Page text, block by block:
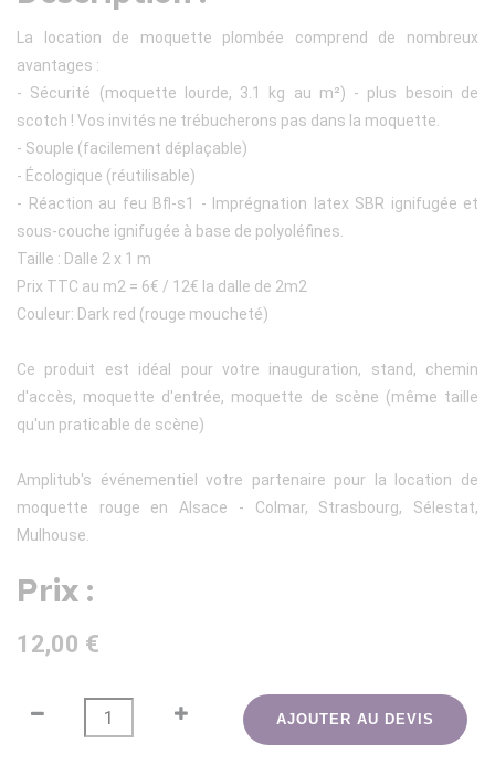
La location de moquette plombée comprend de nombreux
avantages :
- Sécurité (moquette lourde, 3.1 kg au m²) - plus besoin de
scotch ! Vos invités ne trébucherons pas dans la moquette.
- Souple (facilement déplaçable)
- Écologique (réutilisable)
- Réaction au feu Bfl-s1 - Imprégnation latex SBR ignifugée et
sous-couche ignifugée à base de polyoléfines.
Taille : Dalle 2 x 1 m
Prix TTC au m2 = 6€ / 12€ la dalle de 2m2
Couleur: Dark red (rouge moucheté)
Ce produit est idéal pour votre inauguration, stand, chemin
d'accès, moquette d'entrée, moquette de scène (même taille
qu'un praticable de scène)
Amplitub's événementiel votre partenaire pour la location de
moquette rouge en Alsace - Colmar, Strasbourg, Sélestat,
Mulhouse.
Prix :
12,00 €
AJOUTER AU DEVIS